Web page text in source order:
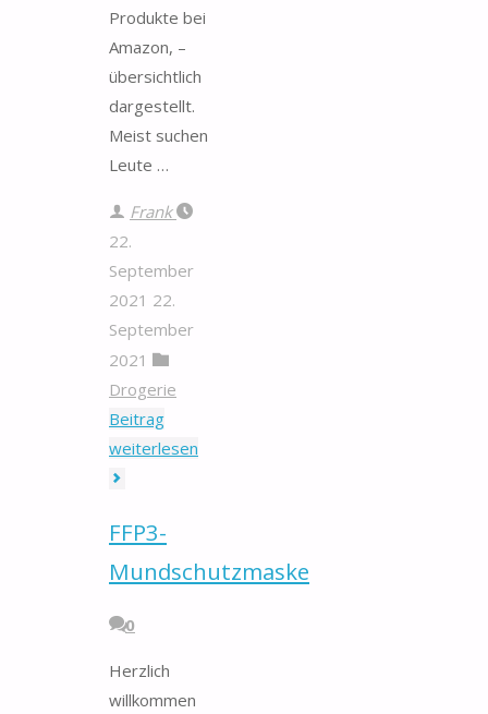
Produkte bei
Amazon, –
übersichtlich
dargestellt.
Meist suchen
Leute …
Frank
22.
September
2021 22.
September
2021
Drogerie
Beitrag
weiterlesen
FFP3-
Mundschutzmaske
0
Herzlich
willkommen